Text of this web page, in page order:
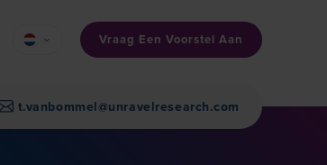
Vraag Een Voorstel Aan
t.vanbommel@unravelresearch.com